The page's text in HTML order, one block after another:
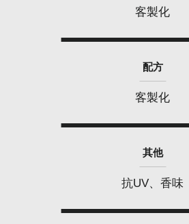
客製化
配方
客製化
其他
抗UV、香味